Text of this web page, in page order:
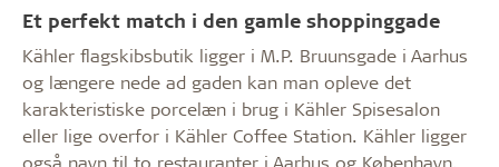
Et perfekt match i den gamle shoppinggade
Kähler flagskibsbutik ligger i M.P. Bruunsgade i Aarhus
og længere nede ad gaden kan man opleve det
karakteristiske porcelæn i brug i Kähler Spisesalon
eller lige overfor i Kähler Coffee Station. Kähler ligger
også navn til to restauranter i Aarhus og København.